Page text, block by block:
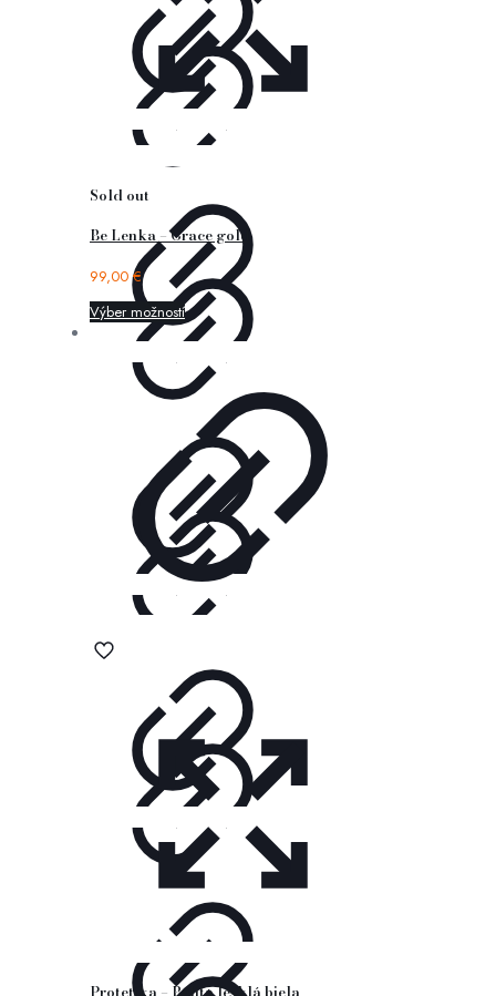
Sold out
Be Lenka – Grace gold
99,00€
Výber možností
Protetika – Belita lesklá biela